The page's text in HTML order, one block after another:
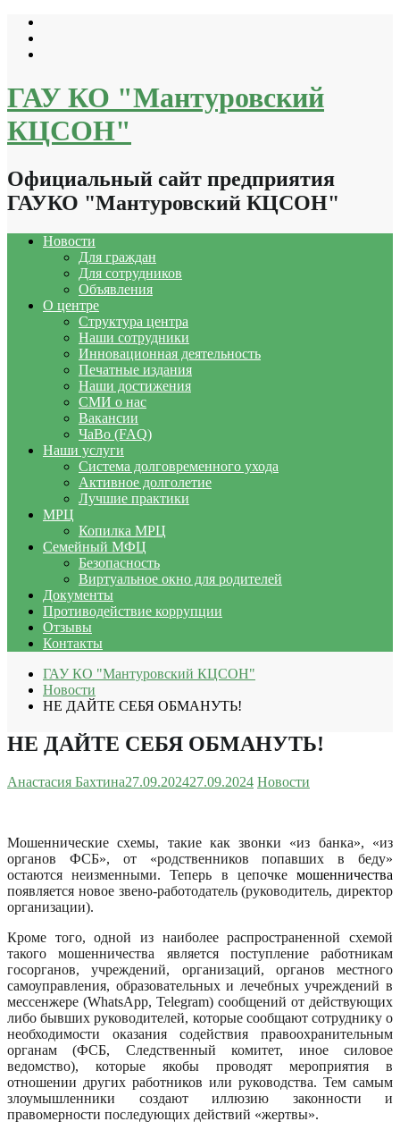
Перейти
содержимому
ГАУ КО "Мантуровский
КЦСОН"
Официальный сайт предприятия
ГАУКО "Мантуровский КЦСОН"
Новости
Для граждан
Для сотрудников
Объявления
О центре
Структура центра
Наши сотрудники
Инновационная деятельность
Печатные издания
Наши достижения
СМИ о нас
Вакансии
ЧаВо (FAQ)
Наши услуги
Система долговременного ухода
Активное долголетие
Лучшие практики
МРЦ
Копилка МРЦ
Семейный МФЦ
Безопасность
Виртуальное окно для родителей
Документы
Противодействие коррупции
Отзывы
Контакты
ГАУ КО "Мантуровский КЦСОН"
Новости
НЕ ДАЙТЕ СЕБЯ ОБМАНУТЬ!
НЕ ДАЙТЕ СЕБЯ ОБМАНУТЬ!
Анастасия Бахтина27.09.202427.09.2024 Новости
Мошеннические схемы, такие как звонки «из банка», «из
органов ФСБ», от «родственников попавших в беду»
остаются неизменными. Теперь в цепочке мошенничества
появляется новое звено-работодатель (руководитель, директор
организации).
Кроме того, одной из наиболее распространенной схемой
такого мошенничества является поступление работникам
госорганов, учреждений, организаций, органов местного
самоуправления, образовательных и лечебных учреждений в
мессенжере (WhatsApp, Telegram) сообщений от действующих
либо бывших руководителей, которые сообщают сотруднику о
необходимости оказания содействия правоохранительным
органам (ФСБ, Следственный комитет, иное силовое
ведомство), которые якобы проводят мероприятия в
отношении других работников или руководства. Тем самым
злоумышленники создают иллюзию законности и
правомерности последующих действий «жертвы».